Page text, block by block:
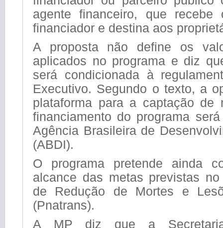
agente financeiro, que recebe
financiador e destina aos
A proposta não define os
aplicados no programa e diz
será condicionada à
Executivo. Segundo o texto, a
plataforma para a captação de
financiamento do programa
Agência Brasileira de
(ABDI).
O programa pretende ainda
alcance das metas previstas
de Redução de Mortes e
(Pnatrans).
A MP diz que a